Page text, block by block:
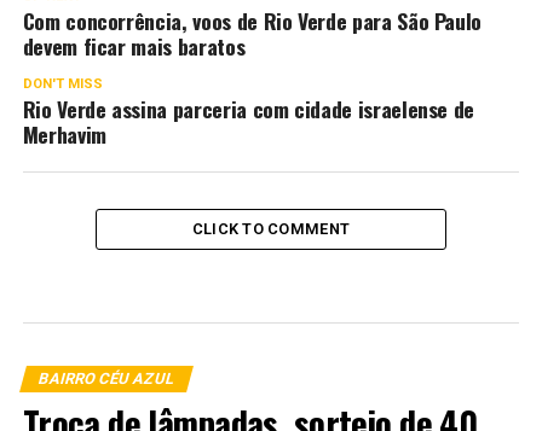
Com concorrência, voos de Rio Verde para São Paulo
devem ficar mais baratos
DON'T MISS
Rio Verde assina parceria com cidade israelense de
Merhavim
CLICK TO COMMENT
BAIRRO CÉU AZUL